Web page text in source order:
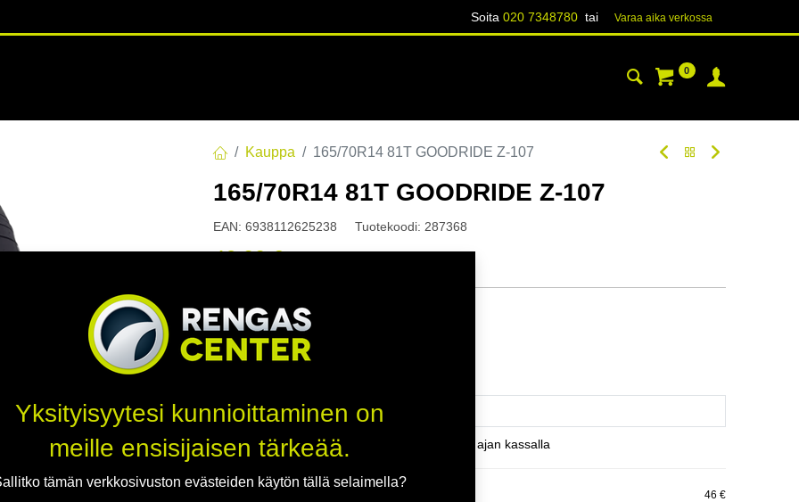
Soita 020 7348780tai Varaa aika verk​​​​ossa
0
Kauppa 165/70R14 81T GOODRIDE Z-107
165/70R14 81T GOODRIDE Z-107
EAN: 6938112625238 Tuotekoodi: 287368
46,00€
Toimittajilla (kotimaa):
Toimitusaika:
Mikäli valitset asennuksen, pääset varaamaan ajan kassalla
46 €
Yksityisyytesi kunnioittaminen on
meille ensisijaisen tärkeää.
tämän verkkosivuston evästeiden käytön tällä selaimella?